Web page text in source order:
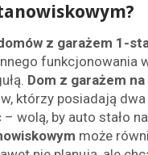
z garażem 1-
funkcjonowania
Dom z garażem
którzy posiadają
wolą, by auto stało
może